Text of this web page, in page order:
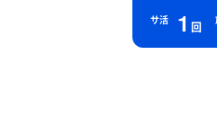
サ活 1 回